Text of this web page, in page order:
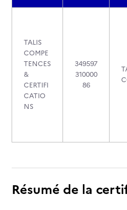
TALIS
COMPE
TENCES
&
CERTIFI
CATIO
NS
349597
310000
86
Résumé de la